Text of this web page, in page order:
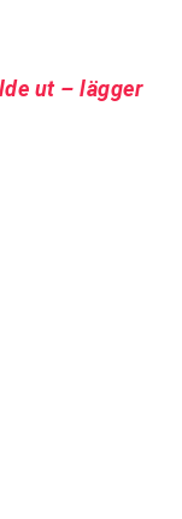
ut – lägger